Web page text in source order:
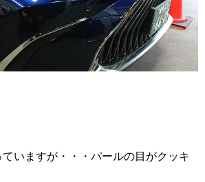
いますが・・・パールの目がクッキ